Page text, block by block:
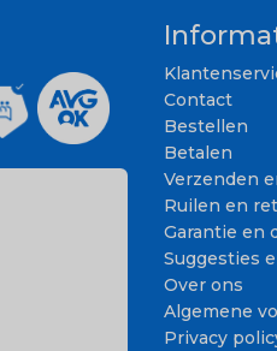
Contact
Bestellen
Betalen
Verzenden
Ruilen en
Garantie en
Suggesties
Over ons
Algemene
Privacy